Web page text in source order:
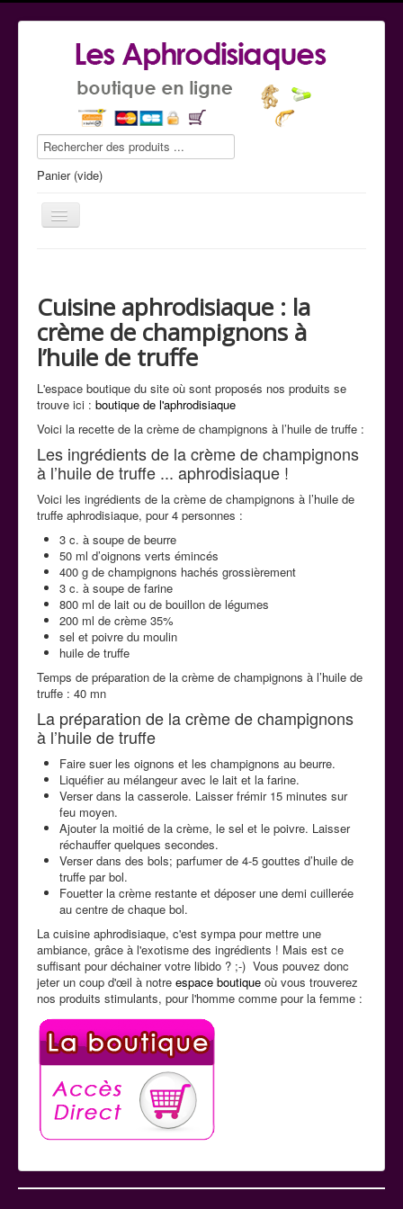
Panier (vide)
Le guide conseil
La boutique
La cuisine aphrodisiaque
Contact
Cuisine aphrodisiaque : la
crème de champignons à
l’huile de truffe
L'espace boutique du site où sont proposés nos produits se
trouve ici : boutique de l'aphrodisiaque
Voici la recette de la crème de champignons à l’huile de truffe :
Les ingrédients de la crème de champignons
à l’huile de truffe ... aphrodisiaque !
Voici les ingrédients de la crème de champignons à l’huile de
truffe aphrodisiaque, pour 4 personnes :
3 c. à soupe de beurre
50 ml d’oignons verts émincés
400 g de champignons hachés grossièrement
3 c. à soupe de farine
800 ml de lait ou de bouillon de légumes
200 ml de crème 35%
sel et poivre du moulin
huile de truffe
Temps de préparation de la crème de champignons à l’huile de
truffe : 40 mn
La préparation de la crème de champignons
à l’huile de truffe
Faire suer les oignons et les champignons au beurre.
Liquéfier au mélangeur avec le lait et la farine.
Verser dans la casserole. Laisser frémir 15 minutes sur
feu moyen.
Ajouter la moitié de la crème, le sel et le poivre. Laisser
réchauffer quelques secondes.
Verser dans des bols; parfumer de 4-5 gouttes d’huile de
truffe par bol.
Fouetter la crème restante et déposer une demi cuillerée
au centre de chaque bol.
La cuisine aphrodisiaque, c'est sympa pour mettre une
ambiance, grâce à l'exotisme des ingrédients ! Mais est ce
suffisant pour déchainer votre libido ? ;-) Vous pouvez donc
jeter un coup d'œil à notre espace boutique où vous trouverez
nos produits stimulants, pour l'homme comme pour la femme :